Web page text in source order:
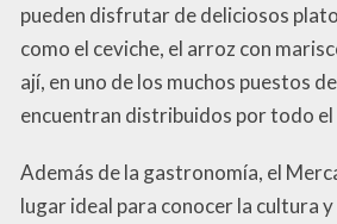
pueden disfrutar de deliciosos
como el ceviche, el arroz con
ají, en uno de los muchos puestos
encuentran distribuidos por todo el
Además de la gastronomía, el
lugar ideal para conocer la cultura